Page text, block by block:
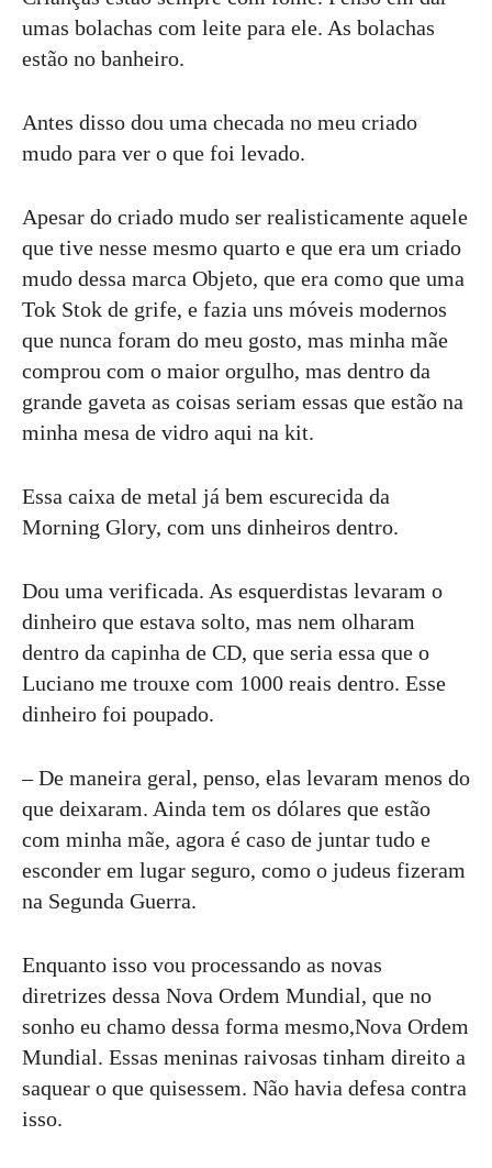
umas bolachas com leite para ele. As bolachas
estão no banheiro.
Antes disso dou uma checada no meu criado
mudo para ver o que foi levado.
Apesar do criado mudo ser realisticamente aquele
que tive nesse mesmo quarto e que era um criado
mudo dessa marca Objeto, que era como que uma
Tok Stok de grife, e fazia uns móveis modernos
que nunca foram do meu gosto, mas minha mãe
comprou com o maior orgulho, mas dentro da
grande gaveta as coisas seriam essas que estão na
minha mesa de vidro aqui na kit.
Essa caixa de metal já bem escurecida da
Morning Glory, com uns dinheiros dentro.
Dou uma verificada. As esquerdistas levaram o
dinheiro que estava solto, mas nem olharam
dentro da capinha de CD, que seria essa que o
Luciano me trouxe com 1000 reais dentro. Esse
dinheiro foi poupado.
– De maneira geral, penso, elas levaram menos do
que deixaram. Ainda tem os dólares que estão
com minha mãe, agora é caso de juntar tudo e
esconder em lugar seguro, como o judeus fizeram
na Segunda Guerra.
Enquanto isso vou processando as novas
diretrizes dessa Nova Ordem Mundial, que no
sonho eu chamo dessa forma mesmo,Nova Ordem
Mundial. Essas meninas raivosas tinham direito a
saquear o que quisessem. Não havia defesa contra
isso.